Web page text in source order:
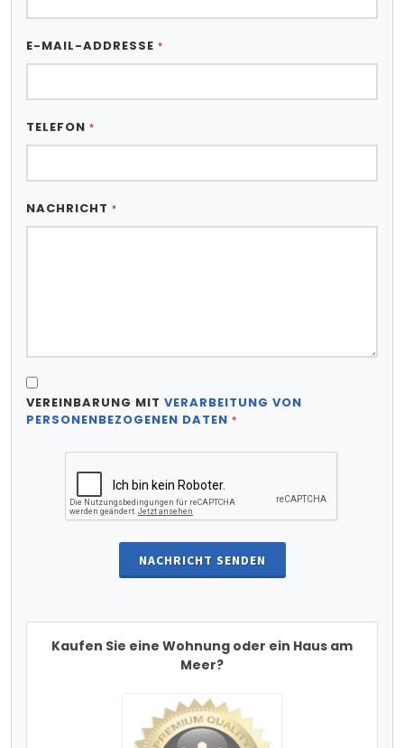
E-MAIL-ADDRESSE *
TELEFON *
NACHRICHT *
VEREINBARUNG MIT VERARBEITUNG VON
PERSONENBEZOGENEN DATEN *
NACHRICHT SENDEN
Kaufen Sie eine Wohnung oder ein Haus am
Meer?